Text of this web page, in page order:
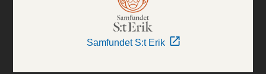
Samfundet S:t Erik